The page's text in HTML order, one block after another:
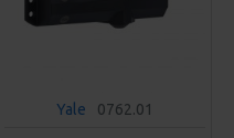
Yale 0762.01